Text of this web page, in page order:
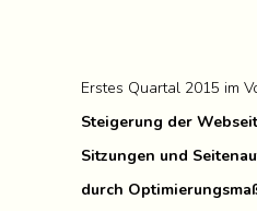
Erstes Quartal 2015 im
Steigerung der
Sitzungen und
durch